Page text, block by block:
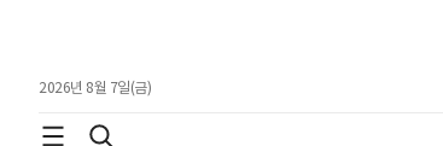
2026년 8월 7일(금)